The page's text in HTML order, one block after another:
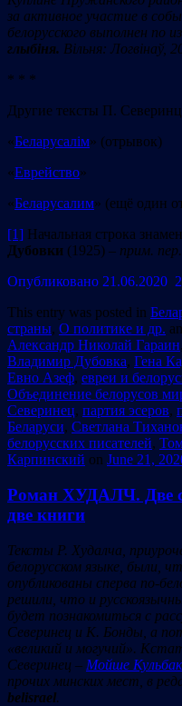
за активное участие в
белорусского выполнен по
глыбіня. Вільня: Логвінаў,
* * *
Другие тексты П.
«Беларусалім» (отрывок)
«Еврейство»
«Беларусалим» (ещё один
[1] Начальная строка
Дубовки (1925) – прим. пер.
Опубликовано 21.06.2020
This entry was posted in
страны, О политике и др.
Александр Николай Гараин,
Владимир Дубовка, Гена
Евно Азеф, евреи и
Объединение белорусов
Северинец, партия эсеров,
Беларуси, Светлана
белорусских писателей,
Карпинский on June 21,
Роман ХУДАЛЧ. Две с
две книги
Тексты Р. Худалча,
белорусском языке, были
опубликованы сперва по-
решили, что и
будет познакомиться с
Северинец и К. Бонды, а
«великий и могучий».
Северинец – Мойше Кульбак
прочих минских мест, в
belisrael.